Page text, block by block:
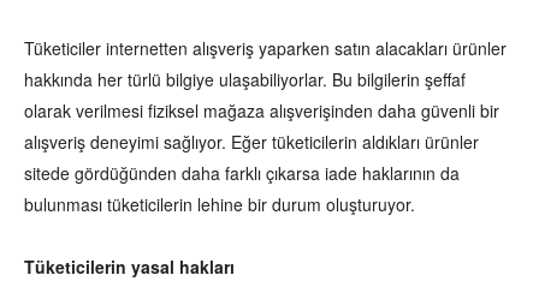
Tüketiciler internetten alışveriş yaparken satın alacakları ürünler
hakkında her türlü bilgiye ulaşabiliyorlar. Bu bilgilerin şeffaf
olarak verilmesi fiziksel mağaza alışverişinden daha güvenli bir
alışveriş deneyimi sağlıyor. Eğer tüketicilerin aldıkları ürünler
sitede gördüğünden daha farklı çıkarsa iade haklarının da
bulunması tüketicilerin lehine bir durum oluşturuyor.
Tüketicilerin yasal hakları